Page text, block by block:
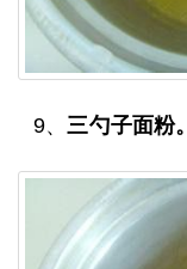
9、三勺子面粉。